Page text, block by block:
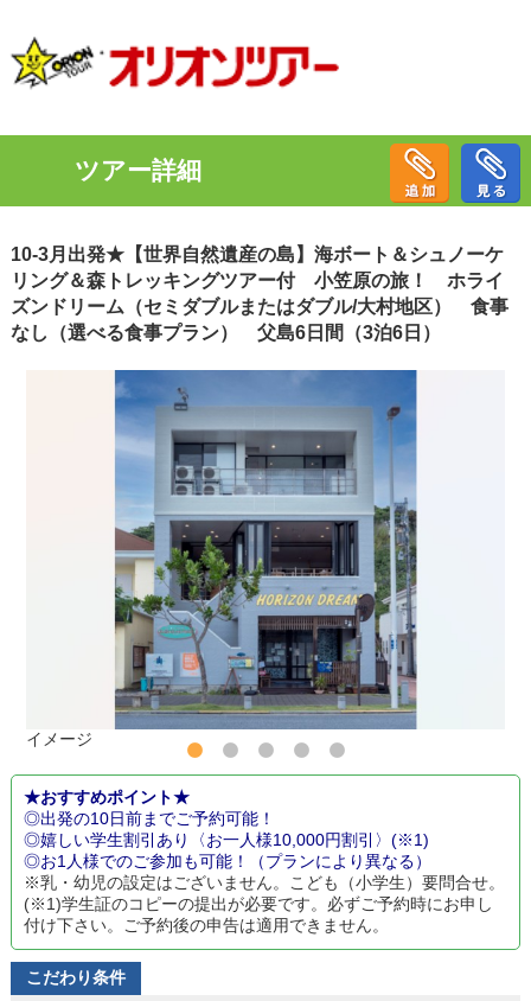
ツアー詳細
10-3月出発★【世界自然遺産の島】海ボート＆シュノーケ
リング＆森トレッキングツアー付 小笠原の旅！ ホライ
ズンドリーム（セミダブルまたはダブル/大村地区） 食事
なし（選べる食事プラン） 父島6日間（3泊6日）
イメージ
★おすすめポイント★
◎出発の10日前までご予約可能！
◎嬉しい学生割引あり〈お一人様10,000円割引〉(※1)
◎お1人様でのご参加も可能！（プランにより異なる）
※乳・幼児の設定はございません。こども（小学生）要問合せ。
(※1)学生証のコピーの提出が必要です。必ずご予約時にお申し
付け下さい。ご予約後の申告は適用できません。
こだわり条件